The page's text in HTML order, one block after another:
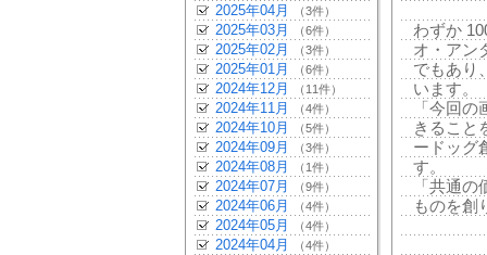
わずか
オ・アン
でもあり
います。
「今回
きること
ードッグ
す。
「共通
ものを創
2025年04月 （3件）
2025年03月 （6件）
2025年02月 （3件）
2025年01月 （6件）
2024年12月 （11件）
2024年11月 （4件）
2024年10月 （5件）
2024年09月 （3件）
2024年08月 （1件）
2024年07月 （9件）
2024年06月 （4件）
2024年05月 （4件）
2024年04月 （4件）